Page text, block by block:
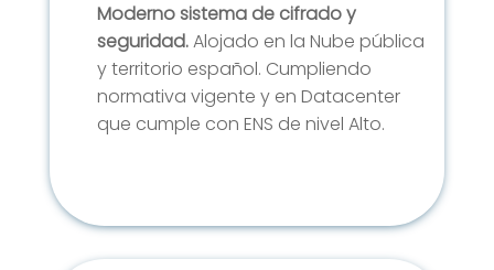
Moderno sistema de cifrado y
seguridad.Alojado en la Nube pública
y territorio español. Cumpliendo
normativa vigente y en Datacenter
que cumple con ENS de nivel Alto.